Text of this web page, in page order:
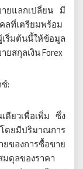
ยแลกเปลี่ยน มี
ที่เตรียมพร้อม
ริ่มต้นนี้ให้ข้อมูล
สกุลเงิน Forex
:
ดียวเพื่อเพิ่ม ซึ่ง
ยมีปริมาณการ
ของการซื้อขาย
ดุลของราคา